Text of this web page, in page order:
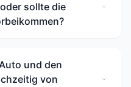
sollte die
und den
von